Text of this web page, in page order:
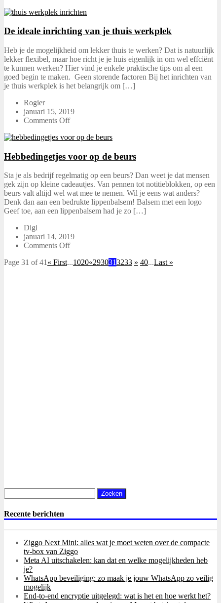
De ideale inrichting van je thuis werkplek
Heb je de mogelijkheid om lekker thuis te werken? Dat is natuurlijk
lekker flexibel, maar hoe richt je je huis eigenlijk in om wel effciënt
te kunnen werken? Hier vind je enkele praktische tips om al een
goed begin te maken. Geen storende factoren Bij het inrichten van
je thuis werkplek is het belangrijk om […]
Rogier
januari 15, 2019
Comments Off
Hebbedingetjes voor op de beurs
Sta je als bedrijf regelmatig op een beurs? Dan weet je dat mensen
gek zijn op kleine cadeautjes. Van pennen tot notitieblokken, op een
beurs valt altijd wel wat mee te nemen. Wil je eens wat anders?
Denk dan aan een bedrukte lippenbalsem! Balsem met een logo
Geef toe, aan een lippenbalsem had je zo […]
Digi
januari 14, 2019
Comments Off
Page 31 of 41 « First...1020«2930313233 » 40...Last »
naar:
Recente berichten
Ziggo Next Mini: alles wat je moet weten over de compacte
tv-box van Ziggo
Meta AI uitschakelen: kan dat en welke mogelijkheden heb
je?
WhatsApp beveiliging: zo maak je jouw WhatsApp zo veilig
mogelijk
End-to-end encryptie uitgelegd: wat is het en hoe werkt het?